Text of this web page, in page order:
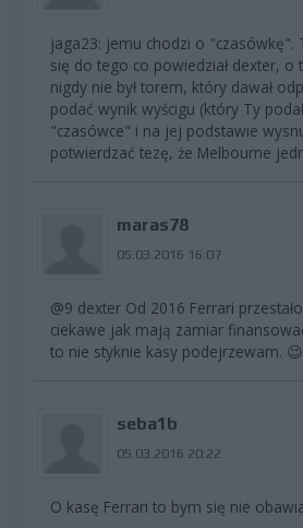
jaga23: jemu chodzi o "czasówkę".
się do tego co powiedział dexter, o
nigdy nie był torem, który dawał
podać wynik wyścigu (który Ty
"czasówce" i na jej podstawie
potwierdzać tezę, że Melbourne
maras78
05.03.2016 16:07
@9 dexter Od 2016 Ferrari
ciekawe jak mają zamiar
to nie styknie kasy podejrzewam. 😉
seba1b
05.03.2016 20:22
O kasę Ferrari to bym się nie